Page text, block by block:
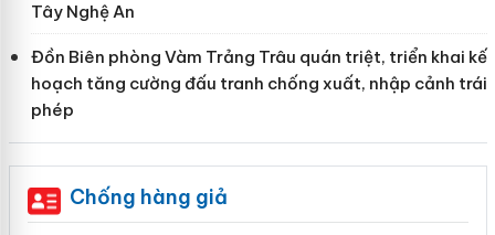
Tây Nghệ An
Đồn Biên phòng Vàm Trảng Trâu quán triệt, triển khai kế
hoạch tăng cường đấu tranh chống xuất, nhập cảnh trái
phép
Chống hàng giả